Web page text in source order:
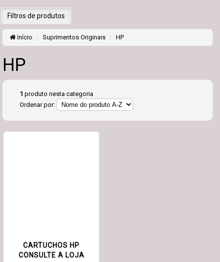
Filtros de produtos
Início Suprimentos Originais HP
HP
1 produto nesta categoria
Ordenar por:
CARTUCHOS HP
CONSULTE A LOJA